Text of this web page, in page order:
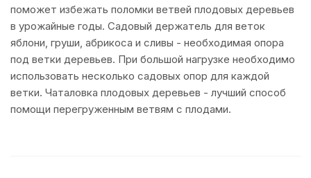
поможет избежать поломки ветвей плодовых деревьев
в урожайные годы. Садовый держатель для веток
яблони, груши, абрикоса и сливы - необходимая опора
под ветки деревьев. При большой нагрузке необходимо
использовать несколько садовых опор для каждой
ветки. Чаталовка плодовых деревьев - лучший способ
помощи перегруженным ветвям с плодами.